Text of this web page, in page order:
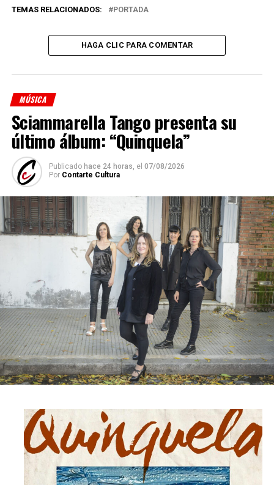
TEMAS RELACIONADOS: PORTADA
HAGA CLIC PARA COMENTAR
MÚSICA
Sciammarella Tango presenta su
último álbum: “Quinquela”
Publicado hace 24 horas, el 07/08/2026
Por Contarte Cultura